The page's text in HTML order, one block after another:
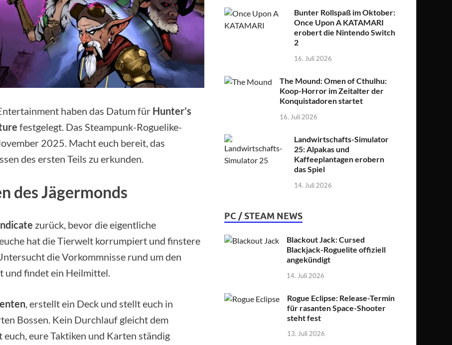
haben das Datum für Hunter’s
festgelegt. Das Steampunk-Roguelike-
2025. Macht euch bereit, das
des ersten Teils zu erkunden.
des Jägermonds
zurück, bevor die eigentliche
hat die Tierwelt korrumpiert und finstere
die Vorkommnisse rund um den
und findet ein Heilmittel.
, erstellt ein Deck und stellt euch in
Bossen. Kein Durchlauf gleicht dem
eure Taktiken und Karten ständig
Bunter Rollspaß im Oktober:
Once Upon A KATAMARI
erobert die Nintendo Switch
2
16. Juli 2026
The Mound: Omen of Cthulhu:
Koop-Horror im Zeitalter der
Konquistadoren startet
16. Juli 2026
Landwirtschafts-Simulator
25: Alpakas und
Kaffeeplantagen erobern
das Spiel
14. Juli 2026
PC / STEAM NEWS
Blackout Jack: Cursed
Blackjack-Roguelite offiziell
angekündigt
14. Juli 2026
Rogue Eclipse: Release-Termin
für rasanten Space-Shooter
steht fest
13. Juli 2026